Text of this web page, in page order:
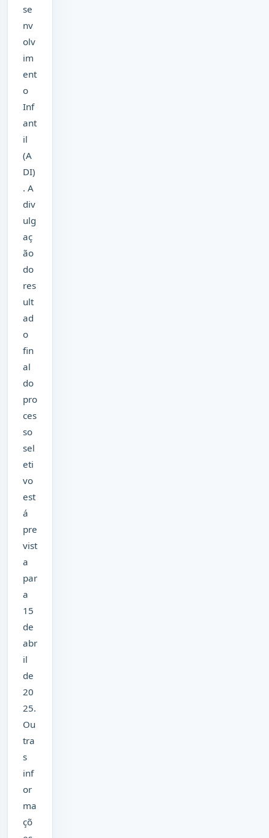
se
nv
olv
im
ent
o
Inf
ant
il
(A
DI)
. A
div
ulg
aç
ão
do
res
ult
ad
o
fin
al
do
pro
ces
so
sel
eti
vo
est
á
pre
vist
a
par
a
15
de
abr
il
de
20
25.
Ou
tra
s
inf
or
ma
çõ